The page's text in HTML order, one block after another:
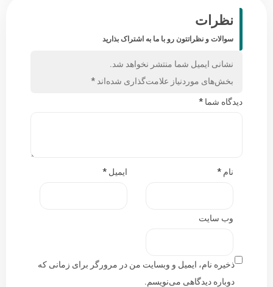
نظرات
سوالات و نظراتتون رو با ما به اشتراک بذارید
نشانی ایمیل شما منتشر نخواهد شد.
بخش‌های موردنیاز علامت‌گذاری شده‌اند *
دیدگاه شما *
نام * ایمیل *
وب‌ سایت
ذخیره نام، ایمیل و وبسایت من در مرورگر برای زمانی که
دوباره دیدگاهی می‌نویسم.